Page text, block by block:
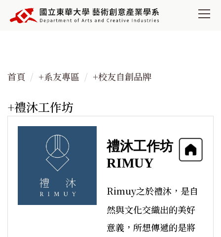
到
容
首頁 +系友專區 +校友自創品牌
+禮沐工作坊
禮沐工作坊
RIMUY
Rimuy之於禮沐，是自
然與文化交織出的美好
意義，所想傳遞的是將